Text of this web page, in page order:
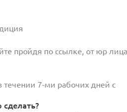
пройдя по ссылке, от юр
течении 7-ми рабочих дней с